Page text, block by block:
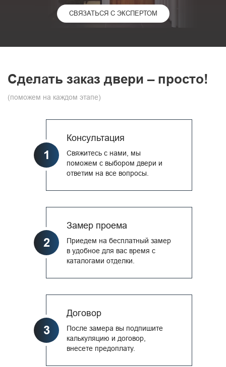
СВЯЗАТЬСЯ С ЭКСПЕРТОМ
Сделать заказ двери – просто!
(поможем на каждом этапе)
1
Консультация
Свяжитесь с нами, мы
поможем с выбором двери и
ответим на все вопросы.
2
Замер проема
Приедем на бесплатный замер
в удобное для вас время с
каталогами отделки.
3
Договор
После замера вы подпишите
калькуляцию и договор,
внесете предоплату.